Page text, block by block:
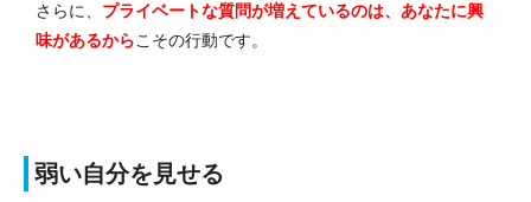
さらに、 プライベートな質問が増えているのは、あなたに興
味があるからこその行動です。
弱い自分を見せる